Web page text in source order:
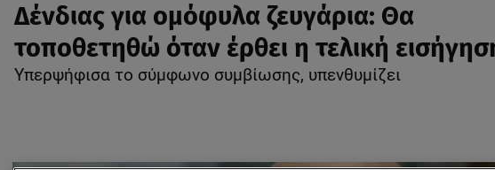
Δένδιας για ομόφυλα ζευγάρια: Θα
τοποθετηθώ όταν έρθει η τελική
Υπερψήφισα το σύμφωνο συμβίωσης, υπενθυμίζει